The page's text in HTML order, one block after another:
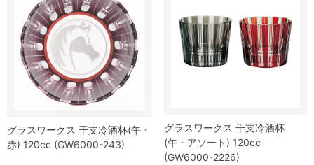
グラスワークス 干支冷酒杯(午・
赤) 120cc (GW6000-243)
グラスワークス 干支冷酒杯
(午・アソート) 120cc
(GW6000-2226)